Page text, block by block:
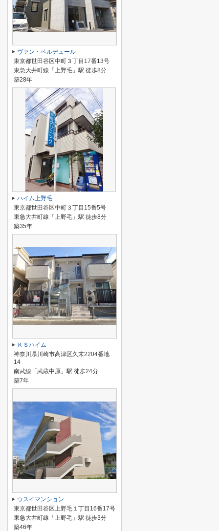
ヴァン・ベルデュール
東京都世田谷区中町３丁目17番13号
東急大井町線「上野毛」駅 徒歩8分
築28年
ハイム上野毛
東京都世田谷区中町３丁目15番5号
東急大井町線「上野毛」駅 徒歩8分
築35年
ＫＳハイム
神奈川県川崎市高津区久末2204番地
14
南武線「武蔵中原」駅 徒歩24分
築7年
ウスイマンション
東京都世田谷区上野毛１丁目16番17号
東急大井町線「上野毛」駅 徒歩3分
築46年